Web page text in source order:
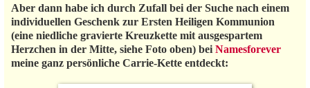
Aber dann habe ich durch Zufall bei der Suche nach einem
individuellen Geschenk zur Ersten Heiligen Kommunion
(eine niedliche gravierte Kreuzkette mit ausgespartem
Herzchen in der Mitte, siehe Foto oben) bei Namesforever
meine ganz persönliche Carrie-Kette entdeckt: